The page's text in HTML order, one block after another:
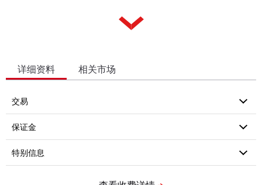
详细资料 相关市场